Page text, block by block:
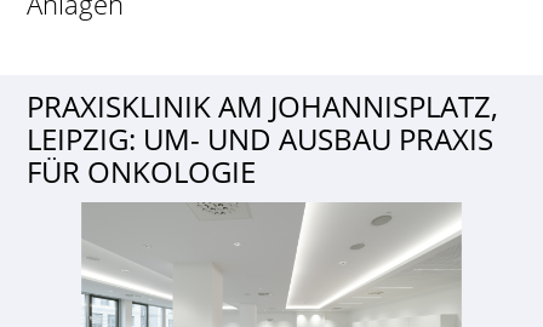
PRAXISKLINIK AM JOHANNISPLATZ,
LEIPZIG: UM- UND AUSBAU PRAXIS
FÜR ONKOLOGIE